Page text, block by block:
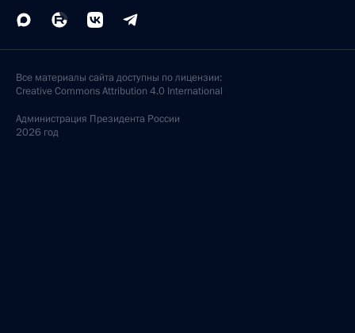
Все материалы сайта доступны по лицензии:
Creative Commons Attribution 4.0 International
Администрация Президента России
2026 год